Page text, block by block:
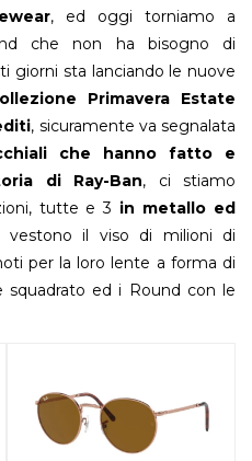
, ed oggi torniamo a
che non ha bisogno di
giorni sta lanciando le nuove
Primavera Estate
, sicuramente va segnalata
che hanno fatto e
di Ray-Ban, ci stiamo
tutte e 3 in metallo ed
vestono il viso di milioni di
per la loro lente a forma di
squadrato ed i Round con le